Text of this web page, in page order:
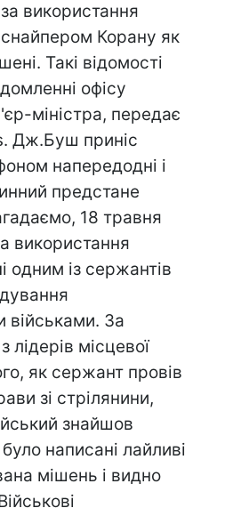
використання
Корану як
Такі відомості
офісу
міністра, передає
Дж.Буш приніс
напередодні і
предстане
18 травня
використання
одним із сержантів
військами. За
лідерів місцевої
як сержант провів
зі стрілянини,
знайшов
написані лайливі
мішень і видно